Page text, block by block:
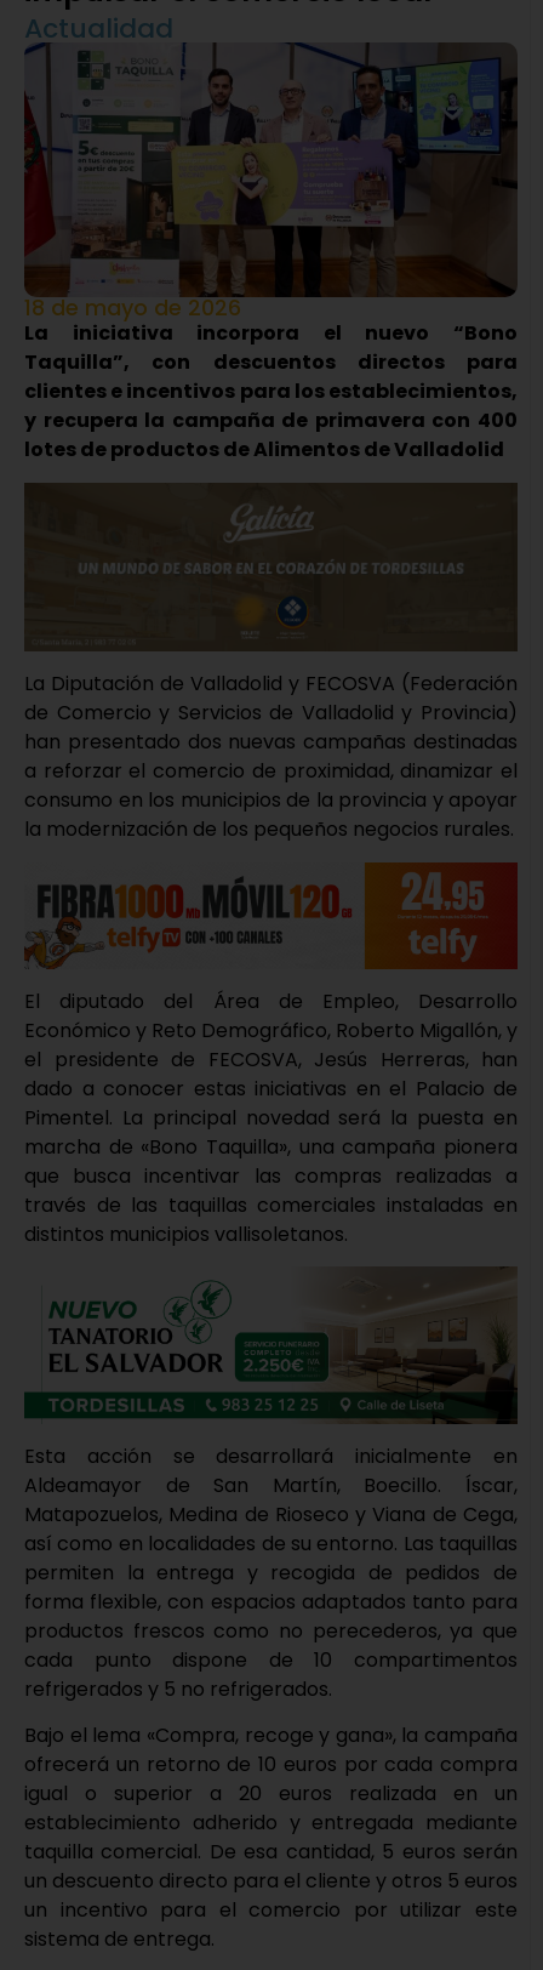
Actualidad
18 de mayo de 2026
La iniciativa incorpora el nuevo “Bono
Taquilla”, con descuentos directos para
clientes e incentivos para los establecimientos,
y recupera la campaña de primavera con 400
lotes de productos de Alimentos de Valladolid
La Diputación de Valladolid y FECOSVA (Federación
de Comercio y Servicios de Valladolid y Provincia)
han presentado dos nuevas campañas destinadas
a reforzar el comercio de proximidad, dinamizar el
consumo en los municipios de la provincia y apoyar
la modernización de los pequeños negocios rurales.
El diputado del Área de Empleo, Desarrollo
Económico y Reto Demográfico, Roberto Migallón, y
el presidente de FECOSVA, Jesús Herreras, han
dado a conocer estas iniciativas en el Palacio de
Pimentel. La principal novedad será la puesta en
marcha de «Bono Taquilla», una campaña pionera
que busca incentivar las compras realizadas a
través de las taquillas comerciales instaladas en
distintos municipios vallisoletanos.
Esta acción se desarrollará inicialmente en
Aldeamayor de San Martín, Boecillo. Íscar,
Matapozuelos, Medina de Rioseco y Viana de Cega,
así como en localidades de su entorno. Las taquillas
permiten la entrega y recogida de pedidos de
forma flexible, con espacios adaptados tanto para
productos frescos como no perecederos, ya que
cada punto dispone de 10 compartimentos
refrigerados y 5 no refrigerados.
Bajo el lema «Compra, recoge y gana», la campaña
ofrecerá un retorno de 10 euros por cada compra
igual o superior a 20 euros realizada en un
establecimiento adherido y entregada mediante
taquilla comercial. De esa cantidad, 5 euros serán
un descuento directo para el cliente y otros 5 euros
un incentivo para el comercio por utilizar este
sistema de entrega.